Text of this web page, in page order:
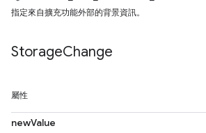
指定來自擴充功能外部的背景資訊。
StorageChange
屬性
newValue